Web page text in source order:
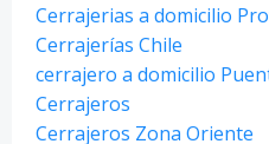
Cerrajerias a domicilio
Cerrajerías Chile
cerrajero a domicilio
Cerrajeros
Cerrajeros Zona Oriente